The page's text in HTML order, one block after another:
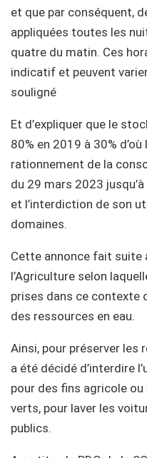
et que par conséquent,
appliquées toutes les
quatre du matin. Ces
indicatif et peuvent
souligné
Et d’expliquer que le
80% en 2019 à 30%
rationnement de la
du 29 mars 2023
et l’interdiction de son
domaines.
Cette annonce fait suite
l’Agriculture selon
prises dans ce contexte
des ressources en eau.
Ainsi, pour préserver les
a été décidé d’interdire
pour des fins agricole
verts, pour laver les
publics.